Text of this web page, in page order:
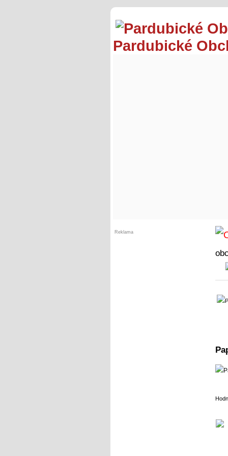
Pardubické
Reklama